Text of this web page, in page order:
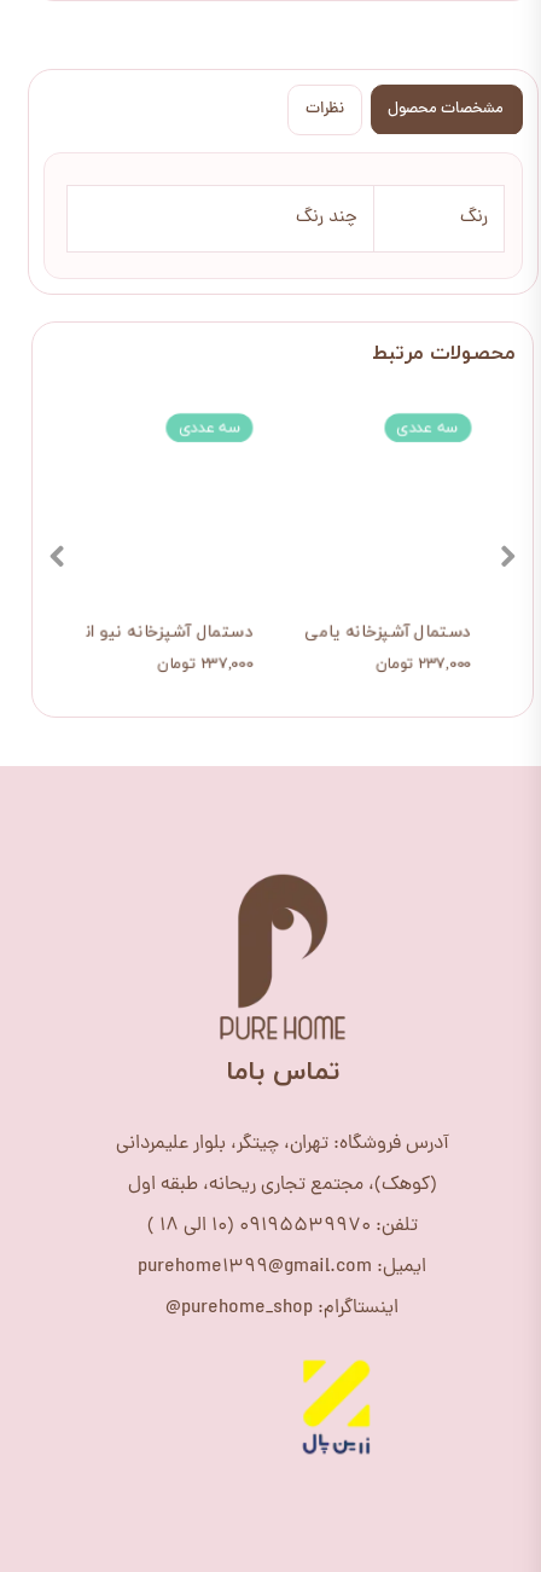
مشخصات محصول نظرات
رنگ چند رنگ
دستمال آشپزخانه نیو انگلیش
۲۳۷,۰۰۰ تومان
سه عددی
دستمال آشپزخانه یامی
۲۳۷,۰۰۰ تومان
سه عددی
خوب آشپزی
​تماس باما
آدرس فروشگاه: تهران، چیتگر، بلوار علیمردانی
(کوهک)، مجتمع تجاری ریحانه، طبقه اول
تلفن: 09195539970 (10 الی 18 )
ایمیل: purehome1399@gmail.com
اینستاگرام: purehome_shop@